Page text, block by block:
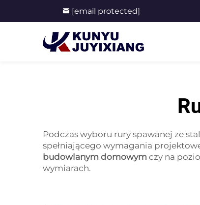
[email protected]
Podczas wyboru rury spawanej ze
spełniającego wymagania
budowlanym domowym czy na
wymiarach.